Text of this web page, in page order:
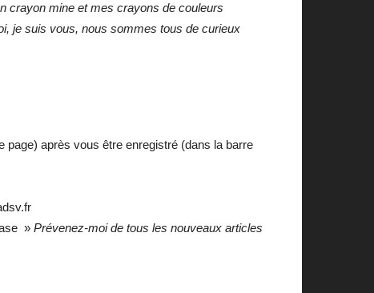
crayon mine et mes crayons de couleurs
je suis vous, nous sommes tous de curieux
page) après vous être enregistré (dans la barre
» Prévenez-moi de tous les nouveaux articles